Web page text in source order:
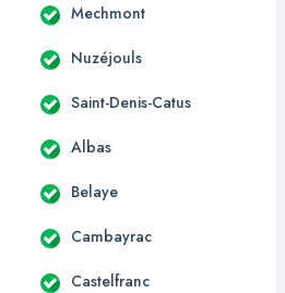
Mechmont
Nuzéjouls
Saint-Denis-Catus
Albas
Belaye
Cambayrac
Castelfranc